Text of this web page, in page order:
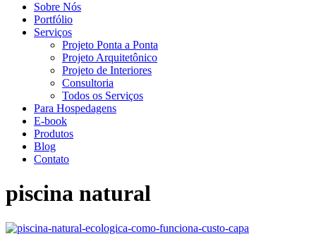
Sobre Nós
Portfólio
Serviços
Projeto Ponta a Ponta
Projeto Arquitetônico
Projeto de Interiores
Consultoria
Todos os Serviços
Para Hospedagens
E-book
Produtos
Blog
Contato
piscina natural